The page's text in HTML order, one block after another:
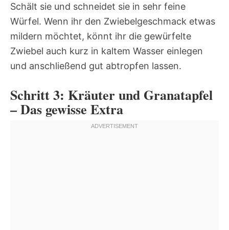
Schält sie und schneidet sie in sehr feine
Würfel. Wenn ihr den Zwiebelgeschmack etwas
mildern möchtet, könnt ihr die gewürfelte
Zwiebel auch kurz in kaltem Wasser einlegen
und anschließend gut abtropfen lassen.
Schritt 3: Kräuter und Granatapfel
– Das gewisse Extra